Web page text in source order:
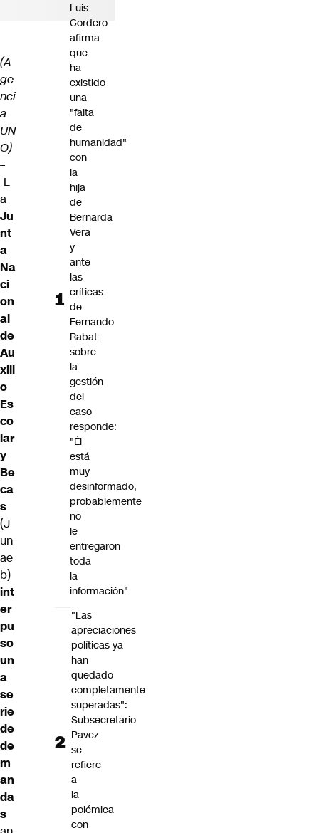
(A
ge
nci
a
UN
O)
–
L
a
Ju
nt
a
Na
ci
on
al
de
Au
xili
o
Es
co
lar
y
Be
ca
s
(J
un
ae
b)
int
er
pu
so
un
a
se
rie
de
de
m
an
da
s
Luis
Cordero
afirma
que
ha
existido
una
"falta
de
humanidad"
con
la
hija
de
Bernarda
Vera
y
ante
las
críticas
de
Fernando
Rabat
sobre
la
gestión
del
caso
responde:
"Él
está
muy
desinformado,
probablemente
no
le
entregaron
toda
la
información"
"Las
apreciaciones
políticas ya
han
quedado
completamente
superadas":
Subsecretario
Pavez
se
refiere
a
la
polémica
con